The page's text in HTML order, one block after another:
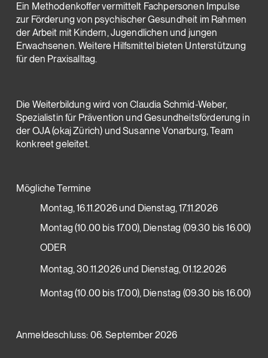
Ein Methodenkoffer vermittelt Fachpersonen Impulse
zur Förderung von psychischer Gesundheit im Rahmen
der Arbeit mit Kindern, Jugendlichen und jungen
Erwachsenen. Weitere Hilfsmittel bieten Unterstützung
für den Praxisalltag.
Die Weiterbildung wird von Claudia Schmid-Weber,
Spezialistin für Prävention und Gesundheitsförderung in
der OJA (okaj Zürich) und Susanne Vonarburg, Team
konkreet geleitet.
Mögliche Termine
Montag, 16.11.2026 und Dienstag, 17.11.2026
Montag (10.00 bis 17.00), Dienstag (09.30 bis 16.00)
ODER
Montag, 30.11.2026 und Dienstag, 01.12.2026
Montag (10.00 bis 17.00), Dienstag (09.30 bis 16.00)
Anmeldeschluss: 06. September 2026